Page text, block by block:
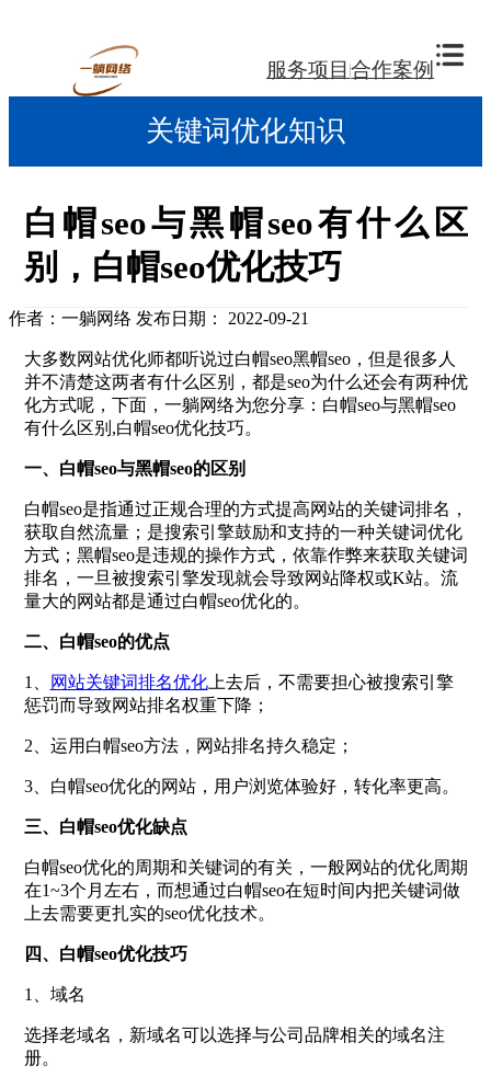
服务项目 合作案例
关键词优化知识
白帽seo与黑帽seo有什么区
别，白帽seo优化技巧
作者：一躺网络 发布日期： 2022-09-21
大多数网站优化师都听说过白帽seo黑帽seo，但是很多人
并不清楚这两者有什么区别，都是seo为什么还会有两种优
化方式呢，下面，一躺网络为您分享：白帽seo与黑帽seo
有什么区别,白帽seo优化技巧。
一、白帽seo与黑帽seo的区别
白帽seo是指通过正规合理的方式提高网站的关键词排名，
获取自然流量；是搜索引擎鼓励和支持的一种关键词优化
方式；黑帽seo是违规的操作方式，依靠作弊来获取关键词
排名，一旦被搜索引擎发现就会导致网站降权或K站。流
量大的网站都是通过白帽seo优化的。
二、白帽seo的优点
1、 网站关键词排名优化上去后，不需要担心被搜索引擎
惩罚而导致网站排名权重下降；
2、运用白帽seo方法，网站排名持久稳定；
3、白帽seo优化的网站，用户浏览体验好，转化率更高。
三、白帽seo优化缺点
白帽seo优化的周期和关键词的有关，一般网站的优化周期
在1~3个月左右，而想通过白帽seo在短时间内把关键词做
上去需要更扎实的seo优化技术。
四、白帽seo优化技巧
1、域名
选择老域名，新域名可以选择与公司品牌相关的域名注
册。